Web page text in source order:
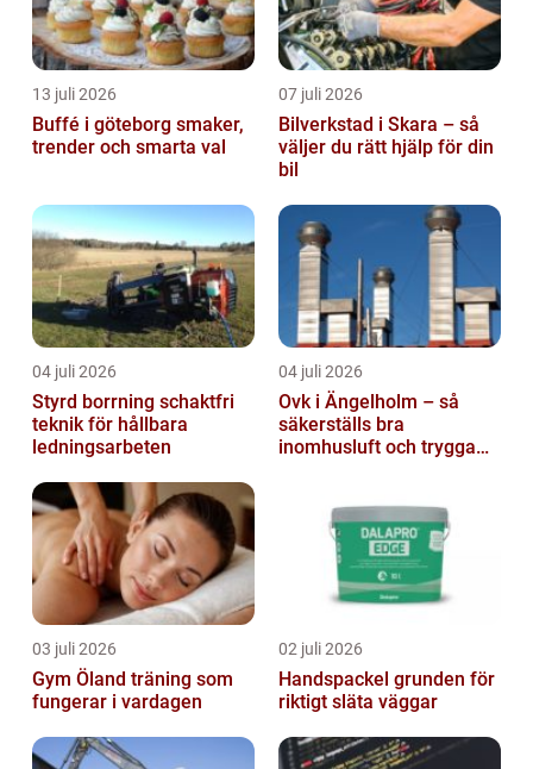
13 juli 2026
Buffé i göteborg smaker,
trender och smarta val
07 juli 2026
Bilverkstad i Skara – så
väljer du rätt hjälp för din
bil
04 juli 2026
Styrd borrning schaktfri
teknik för hållbara
ledningsarbeten
04 juli 2026
Ovk i Ängelholm – så
säkerställs bra
inomhusluft och trygga
03 juli 2026
Gym Öland träning som
fungerar i vardagen
02 juli 2026
Handspackel grunden för
riktigt släta väggar